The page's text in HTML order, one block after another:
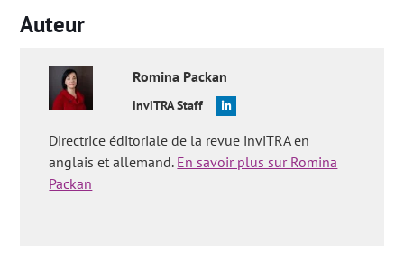
Auteur
Romina Packan
inviTRA Staff
Directrice éditoriale de la revue inviTRA en
anglais et allemand. En savoir plus sur Romina
Packan